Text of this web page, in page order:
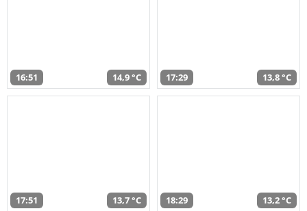
16:51 14,9 °C 17:29 13,8 °C
17:51 13,7 °C 18:29 13,2 °C